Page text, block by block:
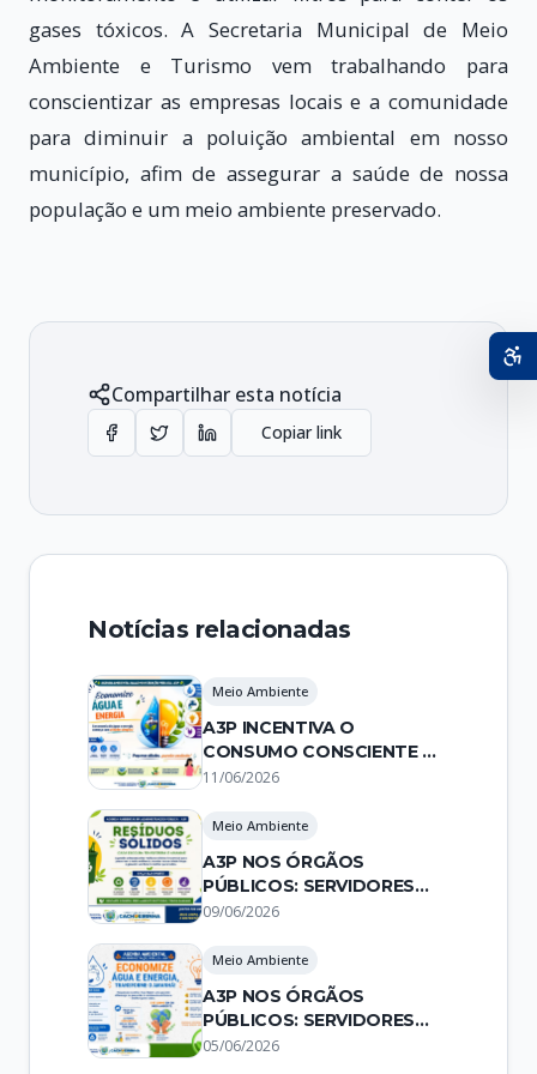
gases tóxicos. A Secretaria Municipal de Meio
Ambiente e Turismo vem trabalhando para
conscientizar as empresas locais e a comunidade
para diminuir a poluição ambiental em nosso
município, afim de assegurar a saúde de nossa
população e um meio ambiente preservado.
Compartilhar esta notícia
Copiar link
Notícias relacionadas
Meio Ambiente
A3P INCENTIVA O
CONSUMO CONSCIENTE DE
ÁGUA E ENERGIA NOS
11/06/2026
Meio Ambiente
A3P NOS ÓRGÃOS
PÚBLICOS: SERVIDORES
CONSCIENTES
SUSTENTABILIDADE
09/06/2026
Meio Ambiente
A3P NOS ÓRGÃOS
PÚBLICOS: SERVIDORES
CONSCIENTES
05/06/2026